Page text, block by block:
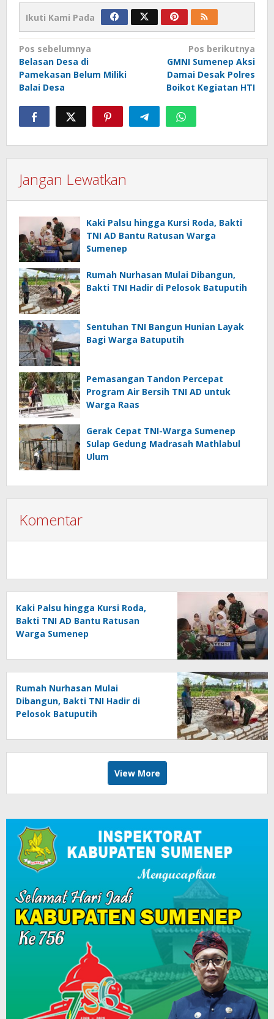
Ikuti Kami Pada
Navigasi
pos
Pos sebelumnya
Belasan Desa di
Pamekasan Belum Miliki
Balai Desa
Pos berikutnya
GMNI Sumenep Aksi
Damai Desak Polres
Boikot Kegiatan HTI
Jangan Lewatkan
Kaki Palsu hingga Kursi Roda, Bakti
TNI AD Bantu Ratusan Warga
Sumenep
Rumah Nurhasan Mulai Dibangun,
Bakti TNI Hadir di Pelosok Batuputih
Sentuhan TNI Bangun Hunian Layak
Bagi Warga Batuputih
Pemasangan Tandon Percepat
Program Air Bersih TNI AD untuk
Warga Raas
Gerak Cepat TNI-Warga Sumenep
Sulap Gedung Madrasah Mathlabul
Ulum
Komentar
Kaki Palsu hingga Kursi Roda,
Bakti TNI AD Bantu Ratusan
Warga Sumenep
Rumah Nurhasan Mulai
Dibangun, Bakti TNI Hadir di
Pelosok Batuputih
View More